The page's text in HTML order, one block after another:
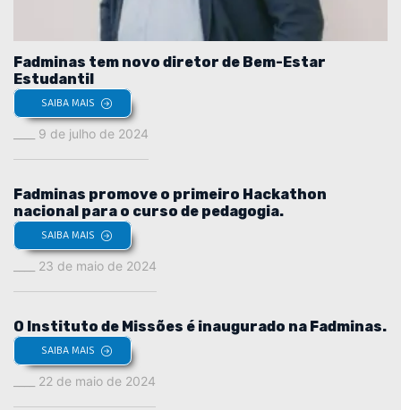
Fadminas tem novo diretor de Bem-Estar
Estudantil
SAIBA MAIS
9 de julho de 2024
Fadminas promove o primeiro Hackathon
nacional para o curso de pedagogia.
SAIBA MAIS
23 de maio de 2024
O Instituto de Missões é inaugurado na Fadminas.
SAIBA MAIS
22 de maio de 2024